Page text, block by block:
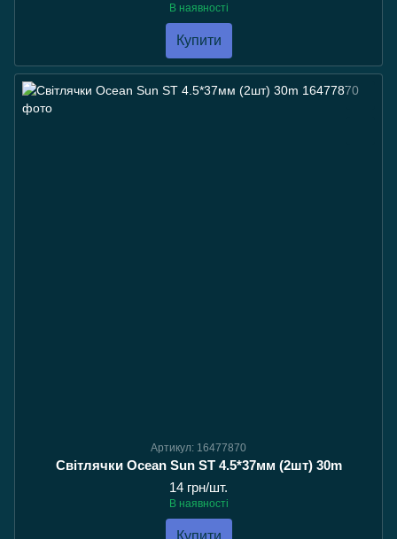
В наявності
Купити
Артикул: 16477870
Світлячки Ocean Sun ST 4.5*37мм (2шт) 30m
14 грн/шт.
В наявності
Купити